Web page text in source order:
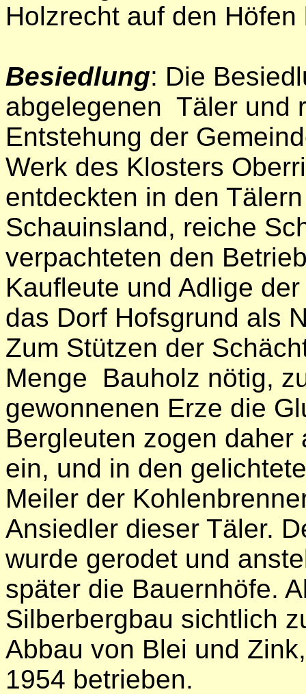
Holzrecht auf den Höfen
Besiedlung: Die
abgelegenen Täler und
Entstehung der
Werk des Klosters
entdeckten in den
Schauinsland, reiche
verpachteten den
Kauﬂeute und Adlige
das Dorf Hofsgrund als
Zum Stützen der
Menge Bauholz nötig,
gewonnenen Erze die
Bergleuten zogen
ein, und in den
Meiler der
Ansiedler dieser Täler.
wurde gerodet und
später die Bauernhöfe.
Silberbergbau sichtlich
Abbau von Blei und
1954 betrieben.